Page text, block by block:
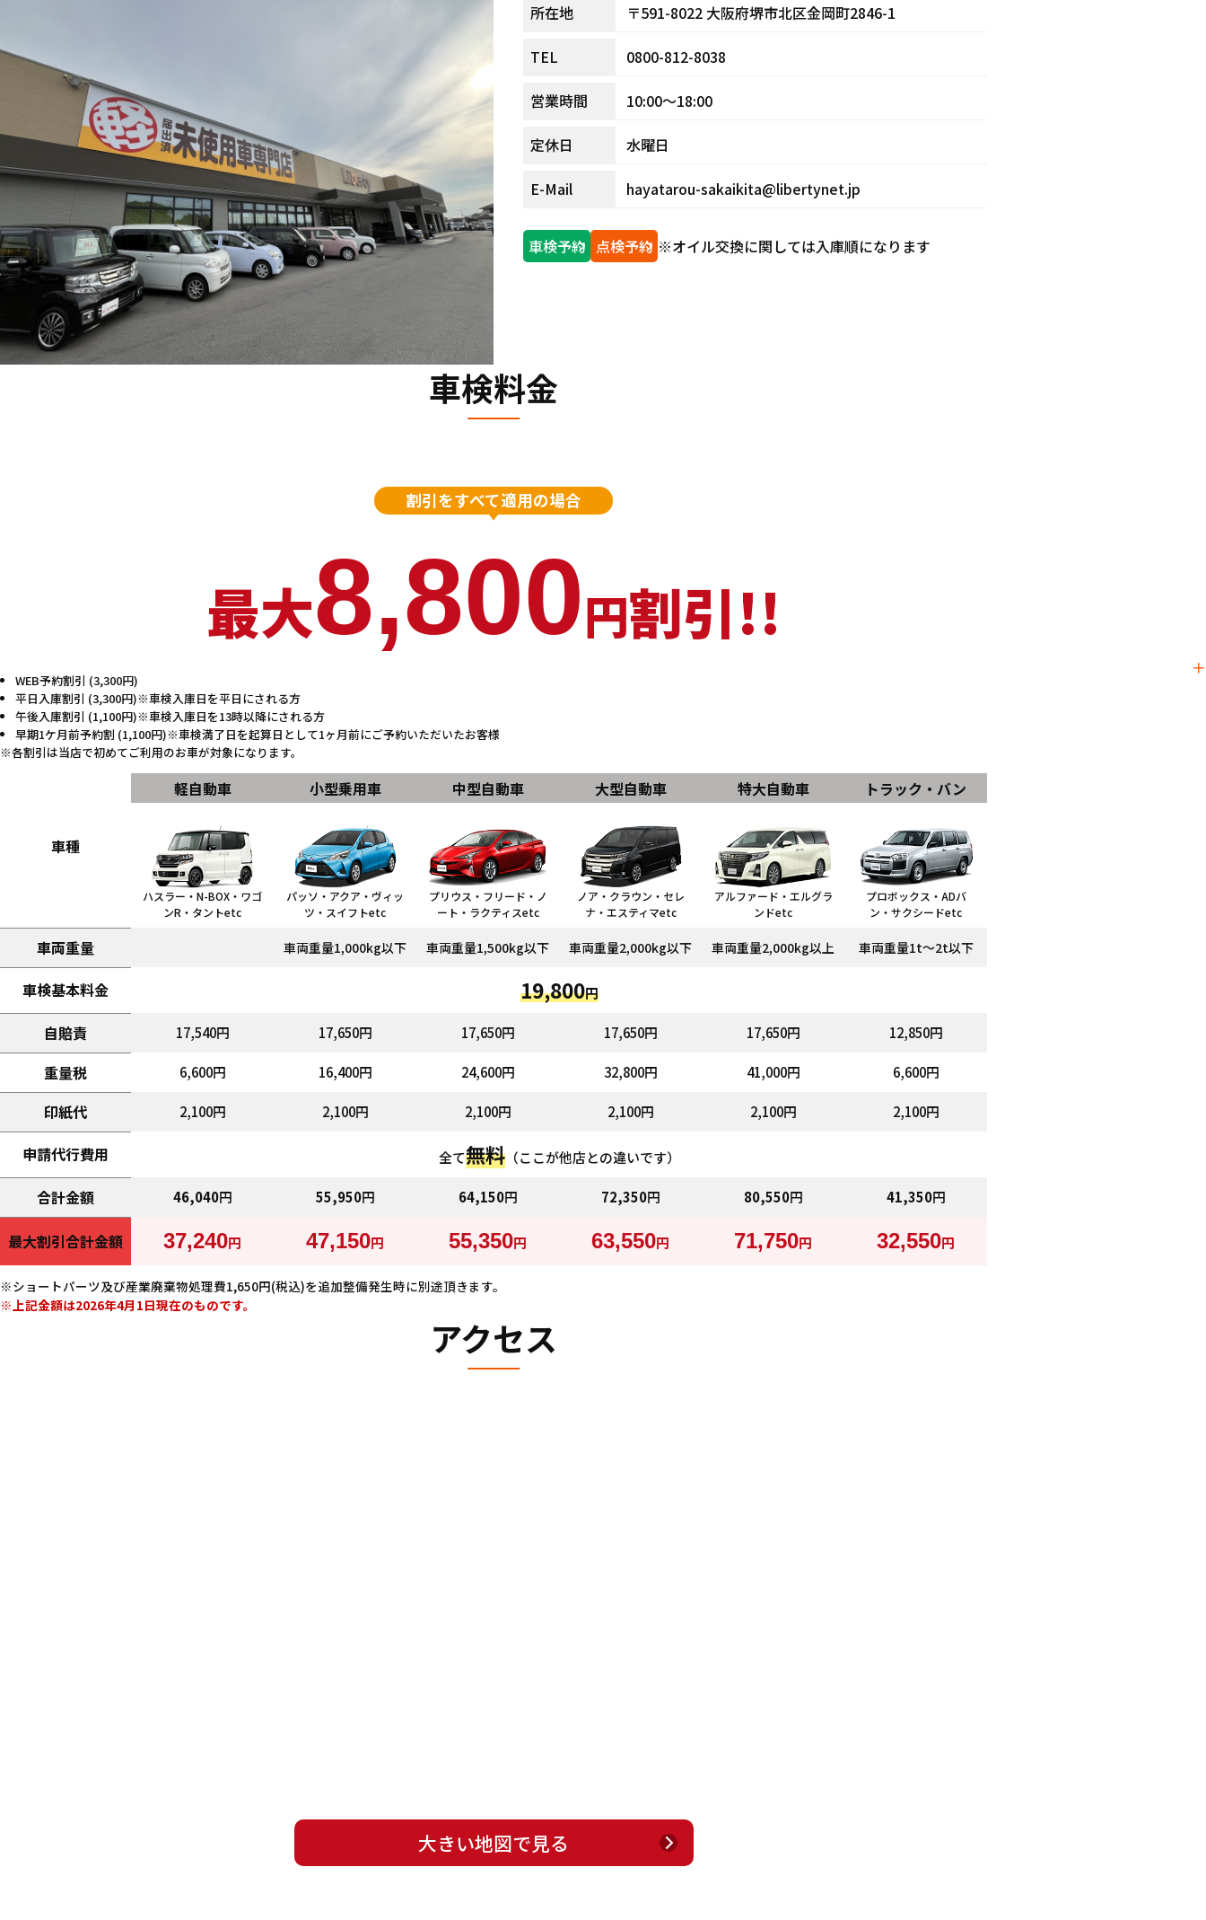
所在地 〒591-8022 大阪府堺市北区金岡町2846-1
TEL 0800-812-8038
営業時間 10:00～18:00
定休日 水曜日
E-Mail hayatarou-sakaikita@libertynet.jp
車検予約 点検予約 ※オイル交換に関しては入庫順になります
車検料金
割引をすべて適用の場合
最大8,800円割引!!
WEB予約割引 (3,300円)
平日入庫割引 (3,300円)※車検入庫日を平日にされる方
午後入庫割引 (1,100円)※車検入庫日を13時以降にされる方
早期1ケ月前予約割 (1,100円)※車検満了日を起算日として1ヶ月前にご予約いただいたお客様
各割引は当店で初めてご利用のお車が対象になります。
車種
軽自動車
ハスラー・N-BOX・ワゴ
ンR・タントetc
小型乗用車
パッソ・アクア・ヴィッ
ツ・スイフトetc
中型自動車
プリウス・フリード・ノ
ート・ラクティスetc
大型自動車
ノア・クラウン・セレ
ナ・エスティマetc
特大自動車
アルファード・エルグラ
ンドetc
トラック・バン
プロボックス・ADバ
ン・サクシードetc
車両重量 車両重量1,000kg以下 車両重量1,500kg以下 車両重量2,000kg以下 車両重量2,000kg以上 車両重量1t～2t以下
車検基本料金 19,800円
自賠責 17,540円 17,650円 17,650円 17,650円 17,650円 12,850円
重量税 6,600円 16,400円 24,600円 32,800円 41,000円 6,600円
印紙代 2,100円 2,100円 2,100円 2,100円 2,100円 2,100円
申請代行費用 全て無料（ここが他店との違いです）
合計金額 46,040円 55,950円 64,150円 72,350円 80,550円 41,350円
最大割引合計金額 37,240円 47,150円 55,350円 63,550円 71,750円 32,550円
ショートパーツ及び産業廃棄物処理費1,650円(税込)を追加整備発生時に別途頂きます。
上記金額は2026年4月1日現在のものです。
アクセス
大きい地図で見る